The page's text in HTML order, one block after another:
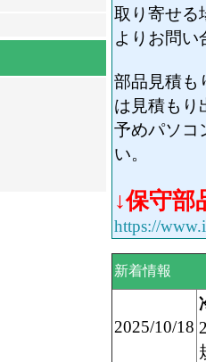
取り寄せる
よりお問い
部品見積も
は見積もり
予めパソコ
い。
↓保守
https://
新着情報
2025/10/18